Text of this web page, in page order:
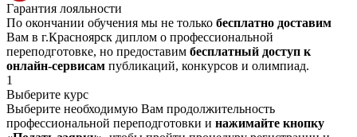
Гарантия лояльности
По окончании обучения мы не только бесплатно доставим
Вам в г.Красноярск диплом о профессиональной
переподготовке, но предоставим бесплатный доступ к
онлайн-сервисам публикаций, конкурсов и олимпиад.
1
Выберите курс
Выберите необходимую Вам продолжительность
профессиональной переподготовки и нажимайте кнопку